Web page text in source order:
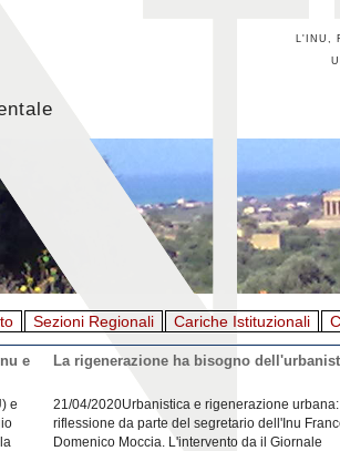
L'INU,
Sezioni Regionali Cariche Istituzionali
e
e
La rigenerazione ha bisogno
21/04/2020Urbanistica e rigenerazione
riflessione da parte del segretario dell'Inu
Domenico Moccia. L'intervento da il Giornale